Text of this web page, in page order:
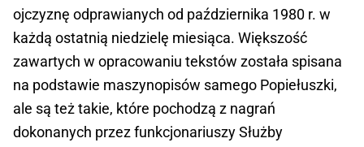
ojczyznę odprawianych od października 1980 r. w
każdą ostatnią niedzielę miesiąca. Większość
zawartych w opracowaniu tekstów została spisana
na podstawie maszynopisów samego Popiełuszki,
ale są też takie, które pochodzą z nagrań
dokonanych przez funkcjonariuszy Służby